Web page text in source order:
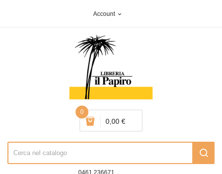
Account expand_more
0
0,00 €
0461.236671